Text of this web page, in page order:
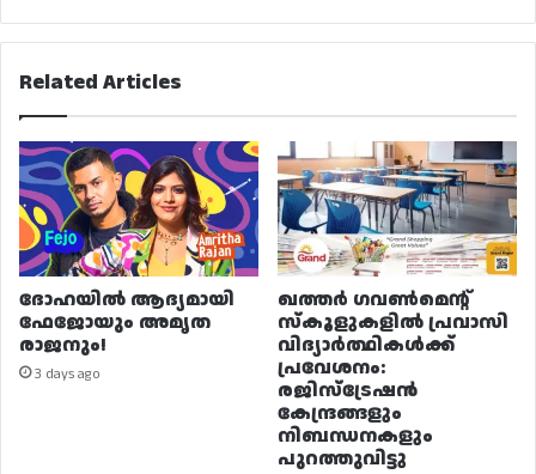
Related Articles
ദോഹയിൽ ആദ്യമായി
ഫേജോയും അമൃത
രാജനും!
3 days ago
ഖത്തർ ഗവൺമെന്റ്
സ്കൂളുകളിൽ പ്രവാസി
വിദ്യാർത്ഥികൾക്ക്
പ്രവേശനം:
രജിസ്ട്രേഷൻ
കേന്ദ്രങ്ങളും
നിബന്ധനകളും
പുറത്തുവിട്ടു